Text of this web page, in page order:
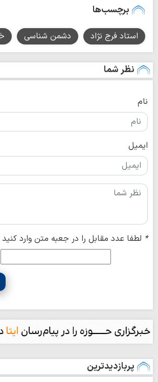
برچسب‌ها
استاد فرج نژاد دشمن شناسی
نظر شما
نام
ایمیل
* لطفا عدد مقابل را در جعبه متن وارد کنید
پربازدیدترین